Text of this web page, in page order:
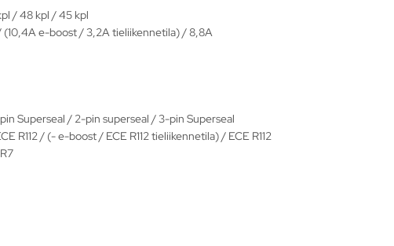
/ 48 kpl / 45 kpl
e-boost / 3,2A tieliikennetila) / 8,8A
Superseal / 2-pin superseal / 3-pin Superseal
R112 / (- e-boost / ECE R112 tieliikennetila) / ECE R112